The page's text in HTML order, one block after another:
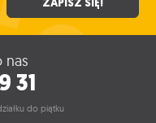
nas
31
do piątku